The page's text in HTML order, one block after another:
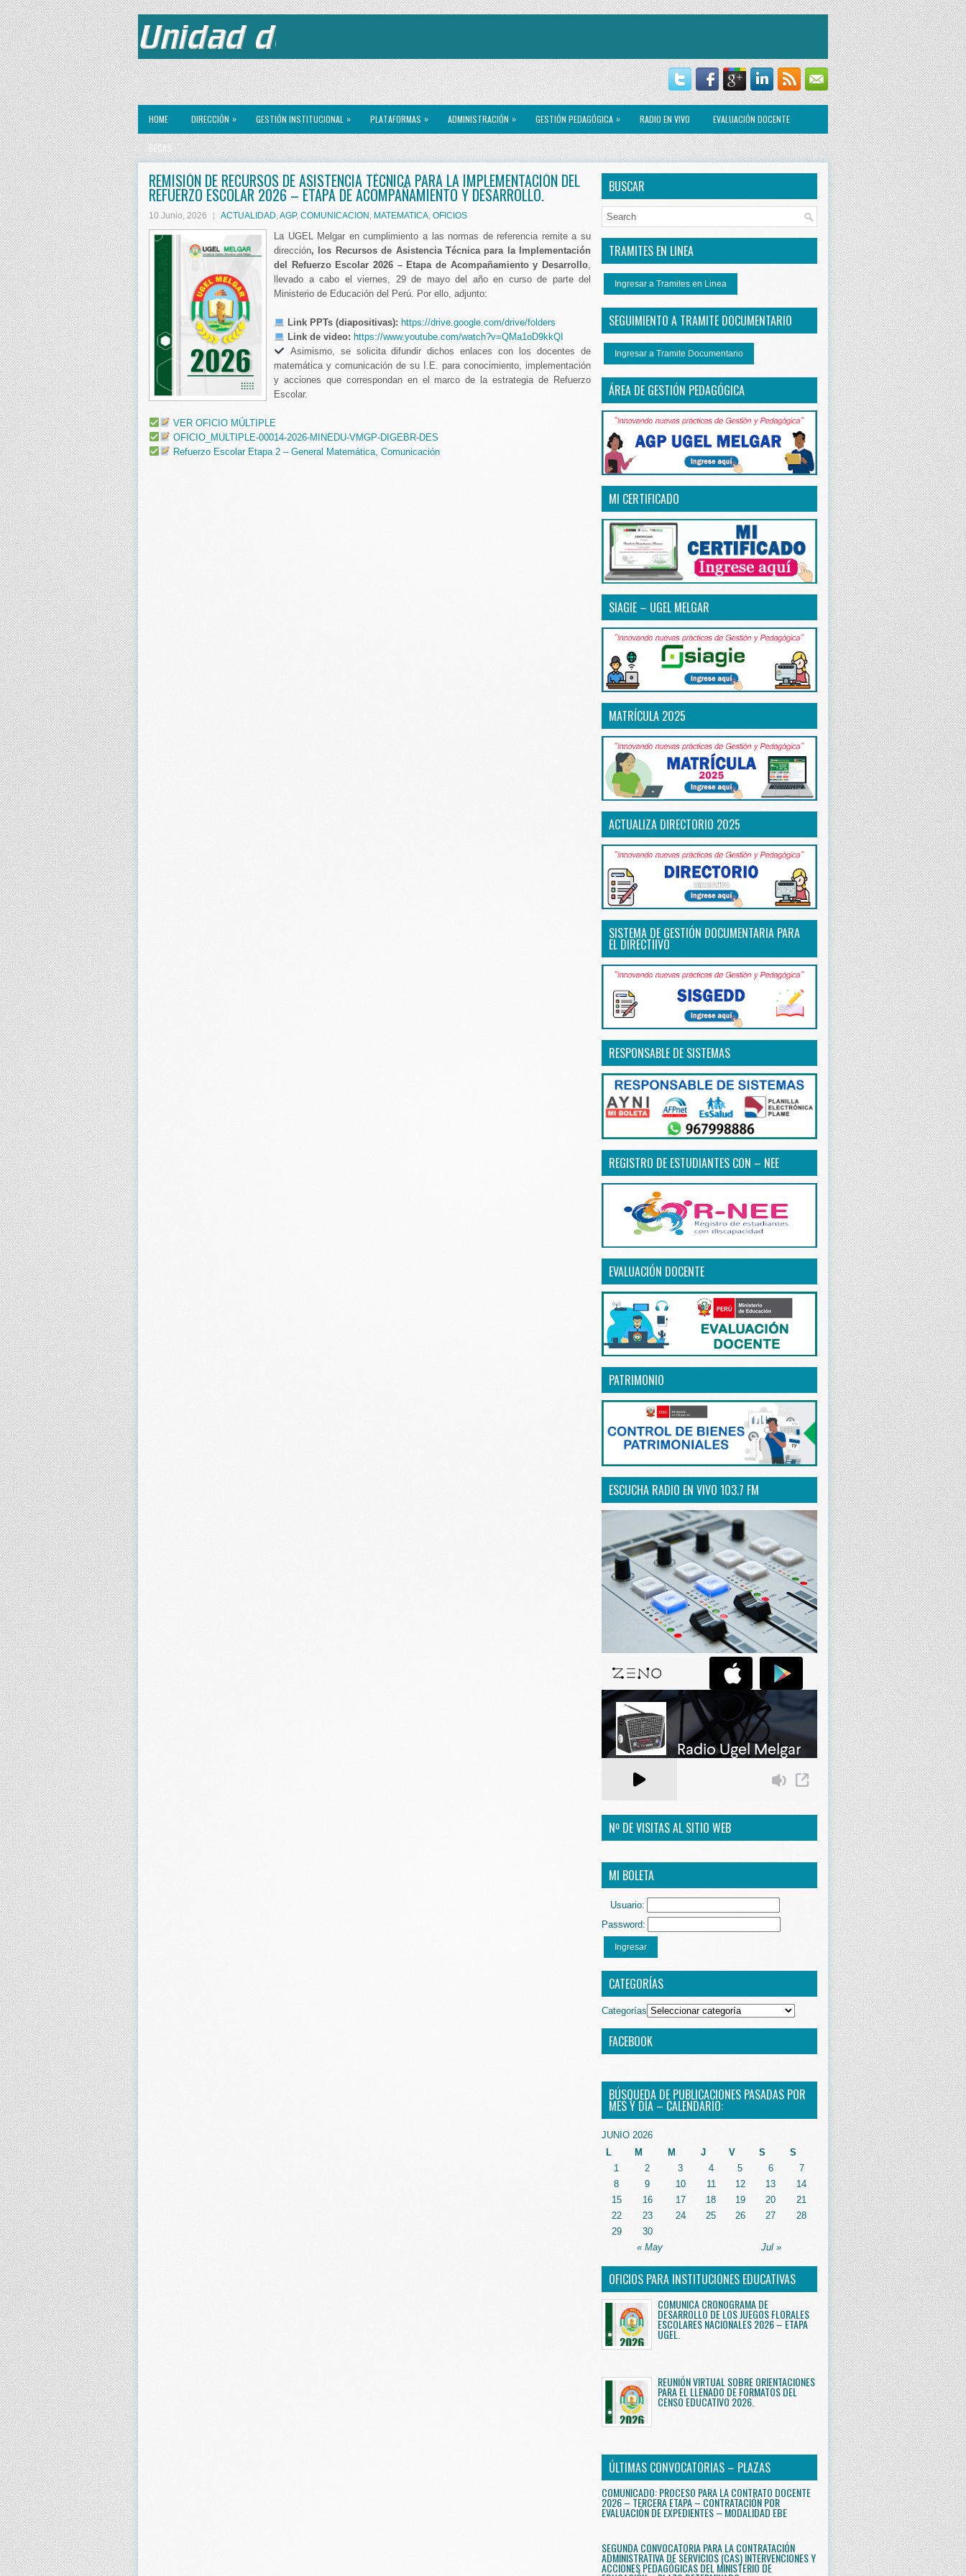
HOME DIRECCIÓN » GESTIÓN INSTITUCIONAL » PLATAFORMAS » ADMINISTRACIÓN » GESTIÓN PEDAGÓGICA » RADIO EN VIVO EVALUACIÓN DOCENTE
BECAS
REMISIÓN DE RECURSOS DE ASISTENCIA TÉCNICA PARA LA IMPLEMENTACIÓN DEL
REFUERZO ESCOLAR 2026 – ETAPA DE ACOMPAÑAMIENTO Y DESARROLLO.
10 Junio, 2026 ACTUALIDAD AGP, COMUNICACION MATEMATICA OFICIOS
La UGEL Melgar en cumplimiento a las normas de referencia remite a su
dirección, los Recursos de Asistencia Técnica para la Implementación
del Refuerzo Escolar 2026 – Etapa de Acompañamiento y Desarrollo
llevado a cabo el viernes, 29 de mayo del año en curso de parte del
Ministerio de Educación del Perú. Por ello, adjunto:
Link PPTs (diapositivas): https://drive.google.com/drive/folders
Link de video: https://www.youtube.com/watch?v=QMa1oD9kkQI
Asimismo, se solicita difundir dichos enlaces con los docentes de
matemática y comunicación de su I.E. para conocimiento, implementación
y acciones que correspondan en el marco de la estrategia de Refuerzo
Escolar.
VER OFICIO MÚLTIPLE
OFICIO_MULTIPLE-00014-2026-MINEDU-VMGP-DIGEBR-DES
Refuerzo Escolar Etapa 2 – General Matemática, Comunicación
BUSCAR
TRAMITES EN LINEA
Ingresar a Tramites en Linea
SEGUIMIENTO A TRAMITE DOCUMENTARIO
Ingresar a Tramite Documentario
ÁREA DE GESTIÓN PEDAGÓGICA
MI CERTIFICADO
SIAGIE – UGEL MELGAR
MATRÍCULA 2025
ACTUALIZA DIRECTORIO 2025
SISTEMA DE GESTIÓN DOCUMENTARIA PARA
EL DIRECTIIVO
RESPONSABLE DE SISTEMAS
REGISTRO DE ESTUDIANTES CON – NEE
EVALUACIÓN DOCENTE
PATRIMONIO
ESCUCHA RADIO EN VIVO 103.7 FM
Nº DE VISITAS AL SITIO WEB
MI BOLETA
Usuario:
Password:
Ingresar
CATEGORÍAS
Categorías
FACEBOOK
BÚSQUEDA DE PUBLICACIONES PASADAS POR
MES Y DÍA – CALENDARIO:
JUNIO 2026
L
M M J V S S
« May Jul »
1 2 3 4 5 6
7
8
9 10 11 12 13
14
15
16 17 18 19 20
21
22
23 24 25 26 27
28
29
30
OFICIOS PARA INSTITUCIONES EDUCATIVAS
COMUNICA CRONOGRAMA DE
DESARROLLO DE LOS JUEGOS FLORALES
ESCOLARES NACIONALES 2026 – ETAPA
UGEL.
REUNIÓN VIRTUAL SOBRE ORIENTACIONES
PARA EL LLENADO DE FORMATOS DEL
CENSO EDUCATIVO 2026.
ÚLTIMAS CONVOCATORIAS – PLAZAS
COMUNICADO: PROCESO PARA LA CONTRATO DOCENTE
2026 – TERCERA ETAPA – CONTRATACIÓN POR
EVALUACIÓN DE EXPEDIENTES – MODALIDAD EBE
SEGUNDA CONVOCATORIA PARA LA CONTRATACIÓN
ADMINISTRATIVA DE SERVICIOS (CAS) INTERVENCIONES Y
ACCIONES PEDAGÓGICAS DEL MINISTERIO DE